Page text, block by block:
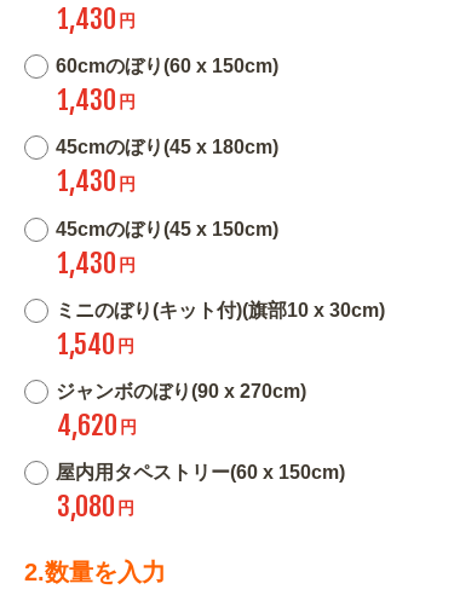
1,430 円
60cmのぼり(60 x 150cm)
1,430 円
45cmのぼり(45 x 180cm)
1,430 円
45cmのぼり(45 x 150cm)
1,430 円
ミニのぼり(キット付)(旗部10 x 30cm)
1,540 円
ジャンボのぼり(90 x 270cm)
4,620 円
屋内用タペストリー(60 x 150cm)
3,080 円
2.数量を入力